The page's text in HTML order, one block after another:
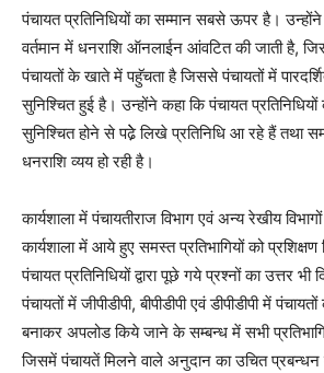
पंचायत प्रतिनिधियों का सम्मान सबसे ऊपर है।
वर्तमान में धनराशि ऑनलाईन आंवटित की जाती है,
पंचायतों के खाते में पहुॅचता है जिससे पंचायतों में
सुनिश्चित हुई है। उन्होंने कहा कि पंचायत प्रतिनिधियों
सुनिश्चित होने से पढे़े लिखे प्रतिनिधि आ रहे हैं तथा
धनराशि व्यय हो रही है।
कार्यशाला में पंचायतीराज विभाग एवं अन्य रेखीय विभागों
कार्यशाला में आये हुए समस्त प्रतिभागियों को प्रशिक्षण
पंचायत प्रतिनिधियों द्वारा पूछे गये प्रश्नों का उत्तर भी
पंचायतों में जीपीडीपी, बीपीडीपी एवं डीपीडीपी में
बनाकर अपलोड किये जाने के सम्बन्ध में सभी
जिसमें पंचायतें मिलने वाले अनुदान का उचित